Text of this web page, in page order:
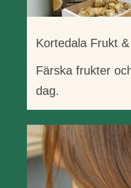
Kortedala Frukt
Färska frukter
dag.